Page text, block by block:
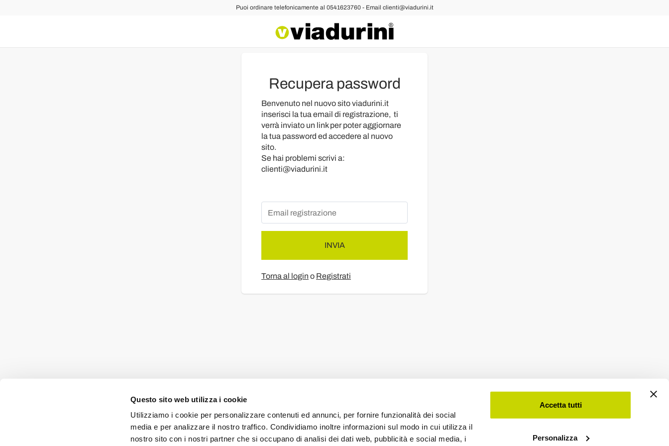
Questo sito web utilizza i cookie
Utilizziamo i cookie per personalizzare contenuti ed annunci, per fornire funzionalità dei social
media e per analizzare il nostro traffico. Condividiamo inoltre informazioni sul modo in cui utilizza il
nostro sito con i nostri partner che si occupano di analisi dei dati web, pubblicità e social media, i
Accetta tutti
Personalizza
Puoi ordinare telefonicamente al 0541623760 - Email clienti@viadurini.it
Recupera password
Benvenuto nel nuovo sito viadurini.it
inserisci la tua email di registrazione, ti
verrà inviato un link per poter aggiornare
la tua password ed accedere al nuovo
sito.
Se hai problemi scrivi a:
clienti@viadurini.it
Email registrazione
INVIA
Torna al login o Registrati
Mappa prodotti Mappa categorie Mappa blog Mappa varie